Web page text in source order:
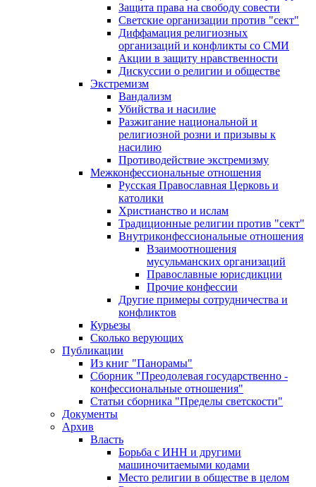
Защита права на свободу совести
Светские организации против "сект"
Диффамация религиозных
организаций и конфликты со СМИ
Акции в защиту нравственности
Дискуссии о религии и обществе
Экстремизм
Вандализм
Убийства и насилие
Разжигание национальной и
религиозной розни и призывы к
насилию
Противодействие экстремизму
Межконфессиональные отношения
Русская Православная Церковь и
католики
Христианство и ислам
Традиционные религии против "сект"
Внутриконфессиональные отношения
Взаимоотношения
мусульманских организаций
Православные юрисдикции
Прочие конфессии
Другие примеры сотрудничества и
конфликтов
Курьезы
Сколько верующих
Публикации
Из книг "Панорамы"
Сборник "Преодолевая государственно -
конфессиональные отношения"
Статьи сборника "Пределы светскости"
Документы
Архив
Власть
Борьба с ИНН и другими
машиночитаемыми кодами
Место религии в обществе в целом